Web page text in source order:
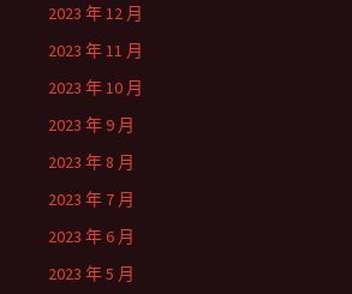
2023 年 12 月
2023 年 11 月
2023 年 10 月
2023 年 9 月
2023 年 8 月
2023 年 7 月
2023 年 6 月
2023 年 5 月